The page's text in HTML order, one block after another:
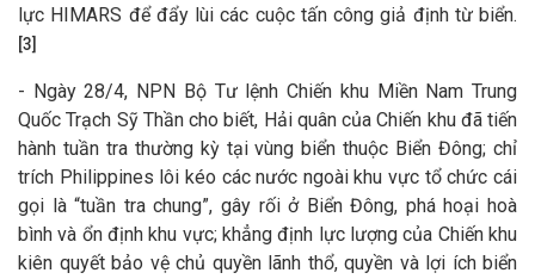
lực HIMARS để đẩy lùi các cuộc tấn công giả định từ biển.
[3]
- Ngày 28/4, NPN Bộ Tư lệnh Chiến khu Miền Nam Trung
Quốc Trạch Sỹ Thần cho biết, Hải quân của Chiến khu đã tiến
hành tuần tra thường kỳ tại vùng biển thuộc Biển Đông; chỉ
trích Philippines lôi kéo các nước ngoài khu vực tổ chức cái
gọi là “tuần tra chung”, gây rối ở Biển Đông, phá hoại hoà
bình và ổn định khu vực; khẳng định lực lượng của Chiến khu
kiên quyết bảo vệ chủ quyền lãnh thổ, quyền và lợi ích biển